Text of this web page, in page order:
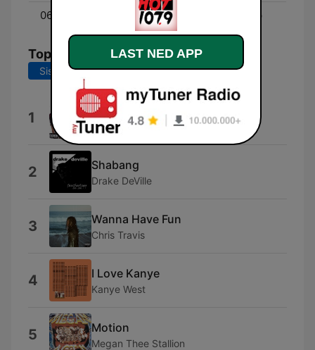
06:00 - 08:00 Atlanta's Hottest Hip Hop
Topplåter
Siste 7 dager Siste 30 dager
1 Pop Dat Thang
Prinxxeianna
2 Shabang
Drake DeVille
3 Wanna Have Fun
Chris Travis
4 I Love Kanye
Kanye West
5 Motion
Megan Thee Stallion
LAST NED APP